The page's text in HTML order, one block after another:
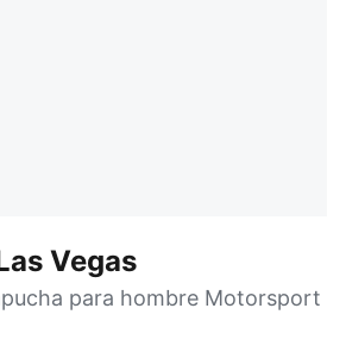
Vegas
para hombre Motorsport